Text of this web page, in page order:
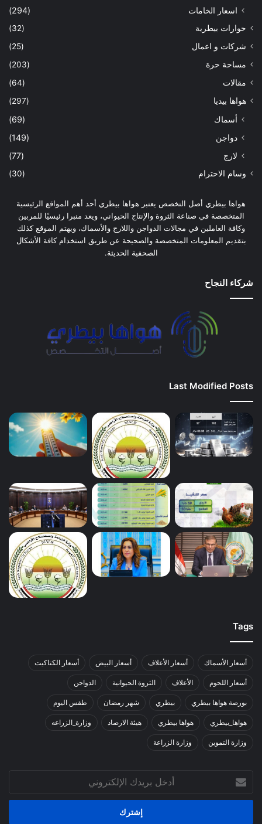
اسعار الخامات
(294)
حوارات بيطرية
(32)
شركات و اعمال
(25)
مساحة حرة
(203)
مقالات
(64)
هواها بيديا
(297)
أسماك
(69)
دواجن
(149)
لارج
(77)
وسام الاحترام (30)
هواها بيطري أصل التخصص يعتبر هواها بيطري أحد أهم المواقع الرئيسية
المتخصصة في صناعة الثروة والإنتاج الحيواني، ويعد منبرا رئيسيًا للمربين
وكافة العاملين في مجالات الدواجن واللارج والأسماك، ويهتم الموقع كذلك
بتقديم المعلومات المتخصصة والصحيحة عن طريق استخدام كافة الأشكال
الصحفية الحديثة.
شركاء النجاح
Last Modified Posts
Tags
أسعار الأسماك أسعار الأعلاف أسعار البيض أسعار الكتاكيت
أسعار اللحوم الأعلاف الثروة الحيوانية الدواجن
بورصة هواها بيطري بيطري شهر رمضان طقس اليوم
هواها_بيطري هواها بيطري هيئة الارصاد وزارة_الزراعه
وزارة التموين وزارة الزراعة
بريدك
الإلكتروني